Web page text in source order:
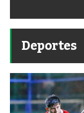
Deportes